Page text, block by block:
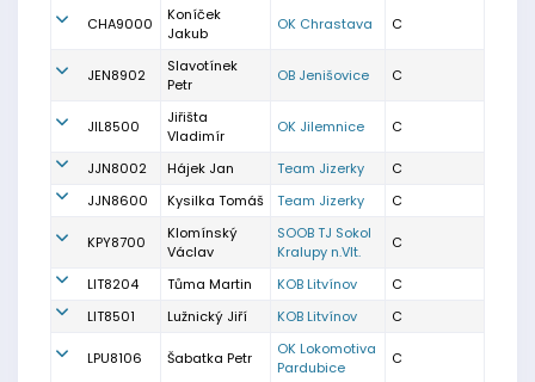
CHA9000
Koníček
Jakub
OK Chrastava C
JEN8902
Slavotínek
Petr
OB Jenišovice C
JIL8500
Jiřišta
Vladimír
OK Jilemnice C
JJN8002 Hájek Jan Team Jizerky
C
JJN8600
Kysilka Tomáš Team Jizerky C
KPY8700
Klomínský
Václav
SOOB TJ Sokol
Kralupy n.Vlt.
C
LIT8204 Tůma Martin KOB Litvínov
C
LIT8501
Lužnický Jiří KOB Litvínov C
LPU8106 Šabatka Petr
OK Lokomotiva
Pardubice
C